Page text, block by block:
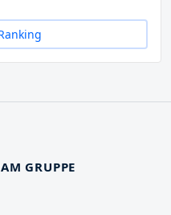
GRUPPE